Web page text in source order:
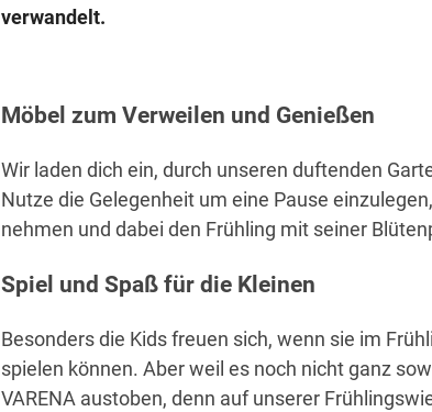
verwandelt.
Möbel zum Verweilen und Genießen
Wir laden dich ein, durch unseren duftenden
Nutze die Gelegenheit um eine Pause
nehmen und dabei den Frühling mit seiner
Spiel und Spaß für die Kleinen
Besonders die Kids freuen sich, wenn sie im
spielen können. Aber weil es noch nicht ganz
VARENA austoben, denn auf unserer